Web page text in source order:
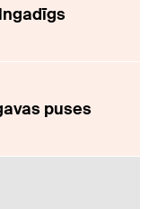
puses